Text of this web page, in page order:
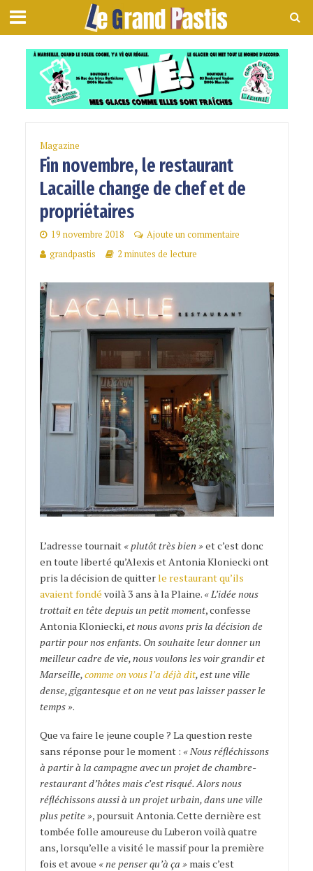
Magazine
Fin novembre, le restaurant
Lacaille change de chef et de
propriétaires
19 novembre 2018
Ajoute un commentaire
grandpastis
2 minutes de lecture
L’adresse tournait « plutôt très bien »et c’est donc
en toute liberté qu’Alexis et Antonia Kloniecki ont
pris la décision de quitterle restaurant qu’ils
avaient fondé voilà 3 ans à la Plaine. « L’idée nous
trottait en tête depuis un petit moment, confesse
Antonia Kloniecki,et nous avons pris la décision de
partir pour nos enfants. On souhaite leur donner un
meilleur cadre de vie, nous voulons les voir grandir et
Marseille,comme on vous l’a déjà dit, est une ville
dense, gigantesque et on ne veut pas laisser passer le
temps ».
Que va faire le jeune couple ? La question reste
sans réponse pour le moment : « Nous réfléchissons
à partir à la campagne avec un projet de chambre-
restaurant d’hôtes mais c’est risqué. Alors nous
réfléchissons aussi à un projet urbain, dans une ville
plus petite », poursuit Antonia. Cette dernière est
tombée folle amoureuse du Luberon voilà quatre
ans, lorsqu’elle a visité le massif pour la première
fois et avoue « ne penser qu’à ça »mais c’est